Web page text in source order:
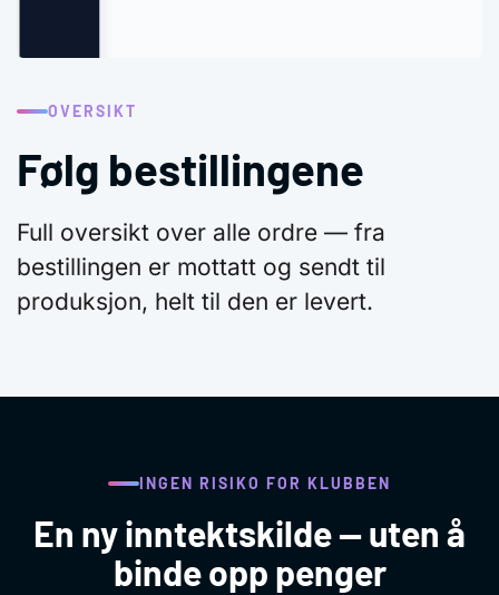
OVERSIKT
Følg bestillingene
Full oversikt over alle ordre — fra
bestillingen er mottatt og sendt til
produksjon, helt til den er levert.
INGEN RISIKO FOR KLUBBEN
En ny inntektskilde — uten å
binde opp penger